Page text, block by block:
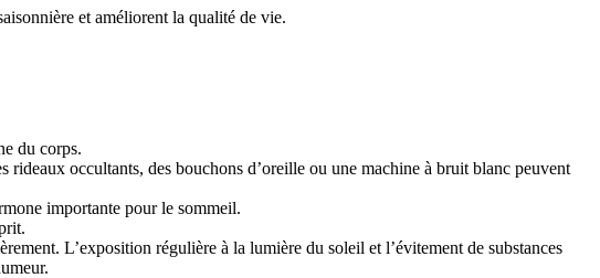
et améliorent la qualité de vie.
du corps.
rideaux occultants, des bouchons d’oreille ou une machine à bruit blanc peuvent
importante pour le sommeil.
L’exposition régulière à la lumière du soleil et l’évitement de substances